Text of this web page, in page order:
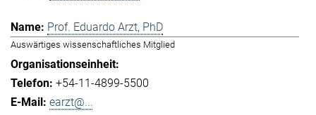
Prof. Eduardo Arzt, PhD
Auswärtiges wissenschaftliches Mitglied
+54-11-4899-5500
earzt@...